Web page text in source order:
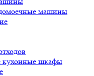
машины
кухонные шкафы